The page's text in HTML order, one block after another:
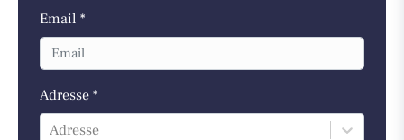
Email *
Adresse *
Adresse